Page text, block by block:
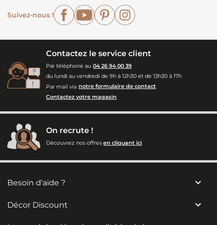
Suivez-nous !
FacebookYouTubePinterest
Contactez le service client
Par téléphone au 04 26 94 00 39
du lundi au vendredi de 9h à 12h30 et de 13h30 à 17h
Par mail via notre formulaire de contact
Contactez votre magasin
On recrute !
Découvrez nos offres en cliquant ici
Besoin d'aide ? 
Décor Discount 